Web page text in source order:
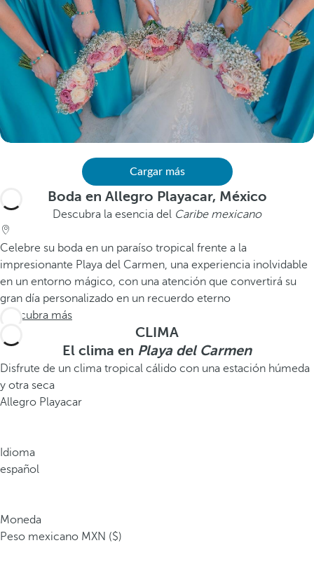
Cargar más
Boda en Allegro Playacar, México
Descubra la esencia del Caribe mexicano
Celebre su boda en un paraíso tropical frente a la
impresionante Playa del Carmen, una experiencia inolvidable
en un entorno mágico, con una atención que convertirá su
gran día personalizado en un recuerdo eterno
Descubra más
CLIMA
El clima en Playa del Carmen
Disfrute de un clima tropical cálido con una estación húmeda
y otra seca
Allegro Playacar
Idioma
español
Moneda
Peso mexicano MXN ($)